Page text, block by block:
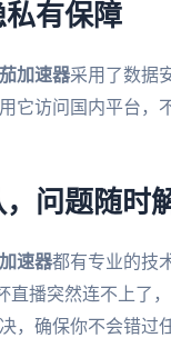
有保障
加速器采用了数据
它访问国内平台，
问题随时
速器都有专业的技
播突然连不上了
，确保你不会错过